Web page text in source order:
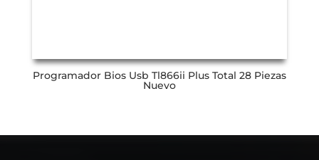
Programador Bios Usb Tl866ii Plus Total 28 Piezas
Nuevo